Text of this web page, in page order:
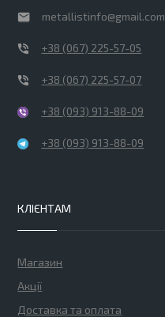
metallistinfo@gmail.com
+38 (067) 225-57-05
+38 (067) 225-57-07
+38 (093) 913-88-09
+38 (093) 913-88-09
КЛІЄНТАМ
Магазин
Акції
Доставка та оплата